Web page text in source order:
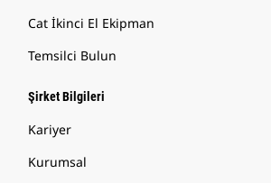
Cat İkinci El Ekipman
Temsilci Bulun
Şirket Bilgileri
Kariyer
Kurumsal